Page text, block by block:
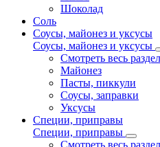
Шоколад
Соль
Соусы, майонез и уксусы
Соусы, майонез и уксусы
Смотреть весь раздел
Майонез
Пасты, пиккули
Соусы, заправки
Уксусы
Специи, приправы
Специи, приправы
Смотреть весь раздел